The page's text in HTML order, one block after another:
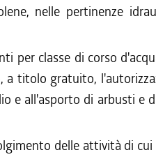
nelle pertinenze
per classe di corso
a titolo gratuito,
e all'asporto di arbusti e
delle attività di